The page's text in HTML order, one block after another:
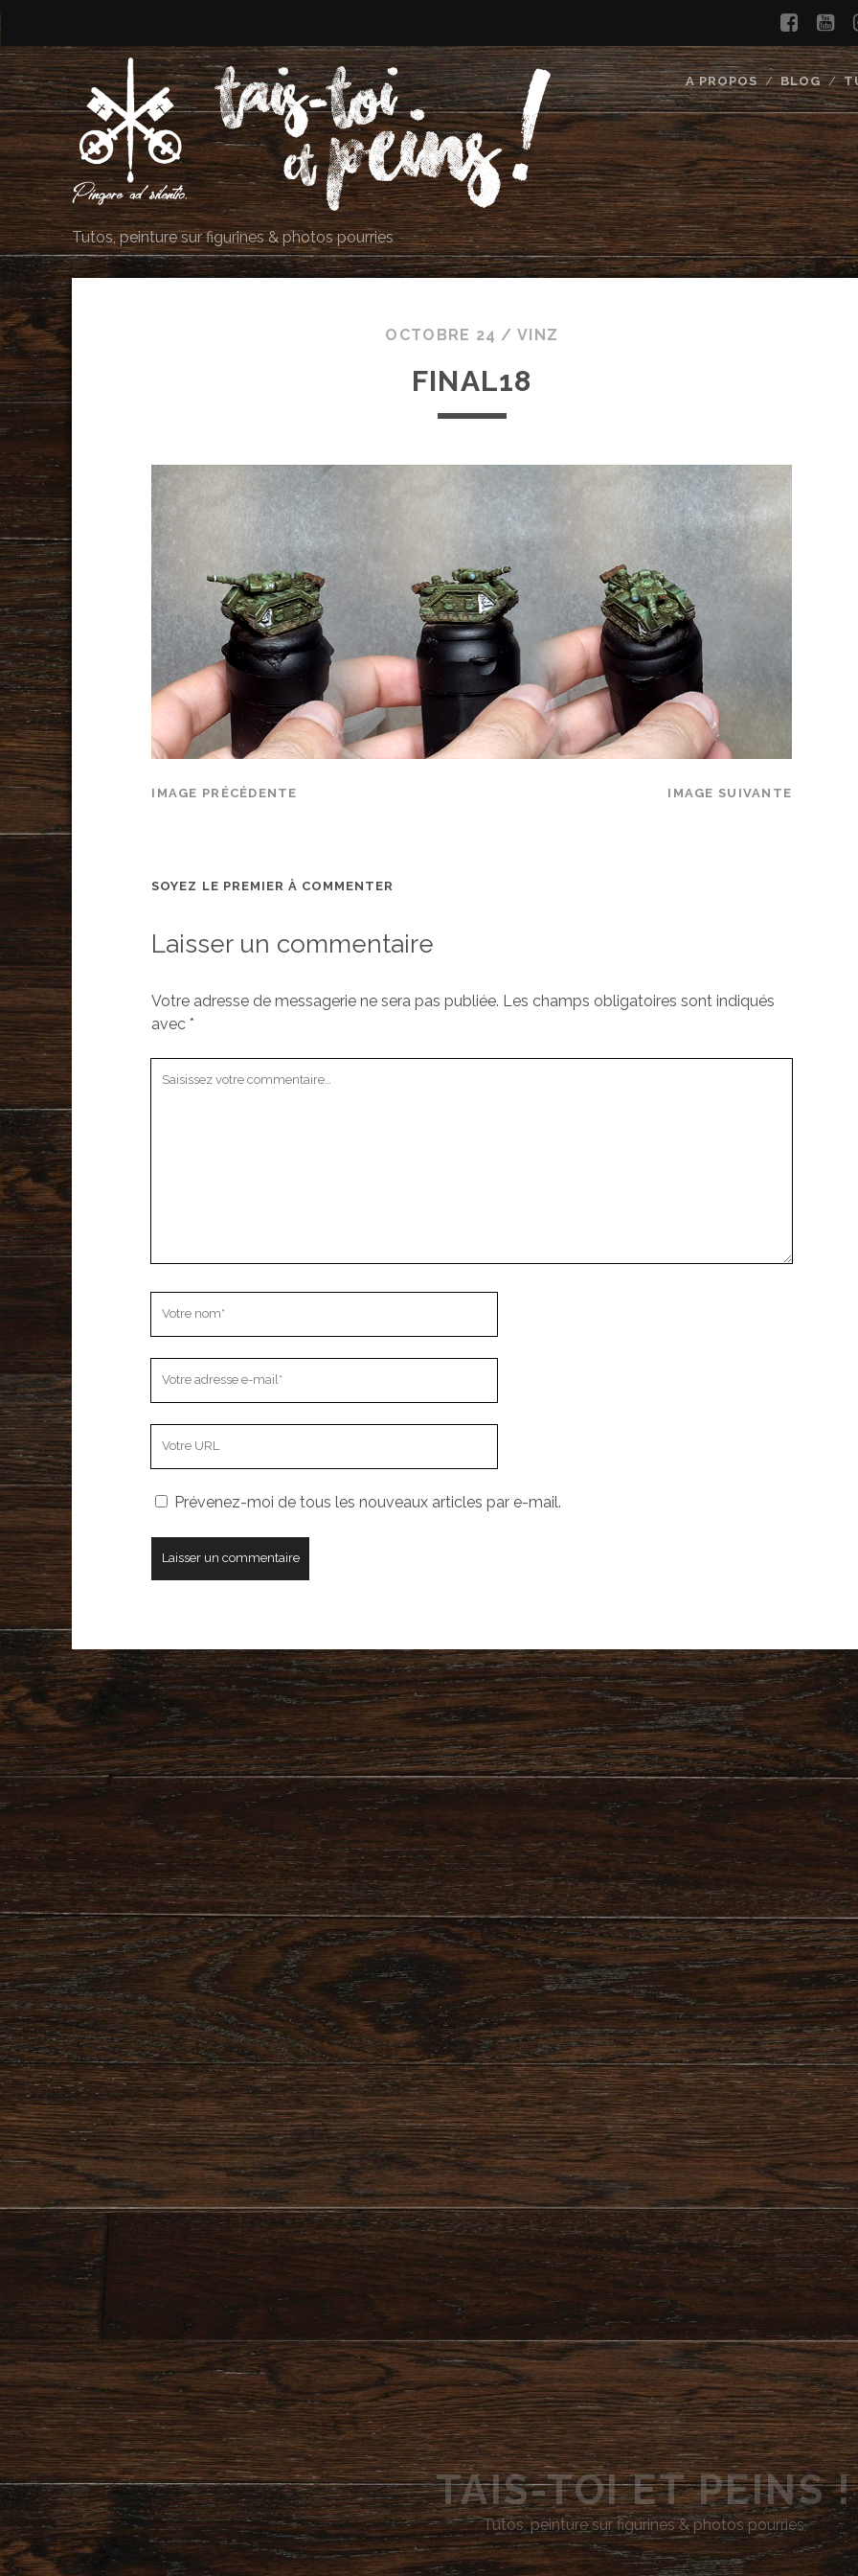
Tutos, peinture sur figurines & photos pourries
A PROPOS BLOG
OCTOBRE 24 /VINZ
FINAL18
IMAGE PRÉCÉDENTE IMAGE SUIVANTE
SOYEZ LE PREMIER À COMMENTER
Laisser un commentaire
Votre adresse de messagerie ne sera pas publiée. Les champs obligatoires sont indiqués
avec*
mail
votrePrévenez-moi de tous les nouveaux articles par e-mail.
TAIS-TOI ET PEINS !
Tutos, peinture sur figurines & photos pourries